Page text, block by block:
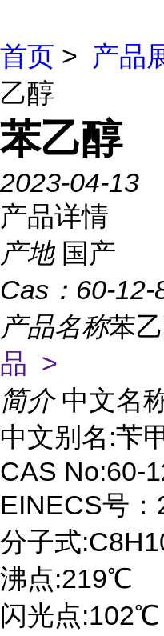
首页 > 产品
乙醇
苯乙醇
2023-04-13
产品详情
产地 国产
Cas： 60-12-
产品名称苯
品 >
简介 中文名
中文别名:苄
CAS No:60-
EINECS号
分子式
沸点:219℃
闪光点:102℃